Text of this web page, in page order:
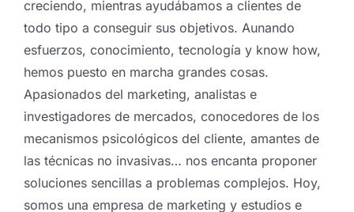
creciendo, mientras ayudábamos a clientes de
todo tipo a conseguir sus objetivos. Aunando
esfuerzos, conocimiento, tecnología y know how,
hemos puesto en marcha grandes cosas.
Apasionados del marketing, analistas e
investigadores de mercados, conocedores de los
mecanismos psicológicos del cliente, amantes de
las técnicas no invasivas… nos encanta proponer
soluciones sencillas a problemas complejos. Hoy,
somos una empresa de marketing y estudios e